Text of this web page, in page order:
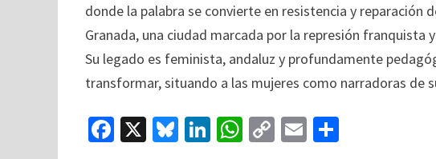
donde la palabra se convierte en resistencia y reparación
Granada, una ciudad marcada por la represión franquista
Su legado es feminista, andaluz y profundamente
transformar, situando a las mujeres como narradoras de
Fa X
Bl Li W C
E